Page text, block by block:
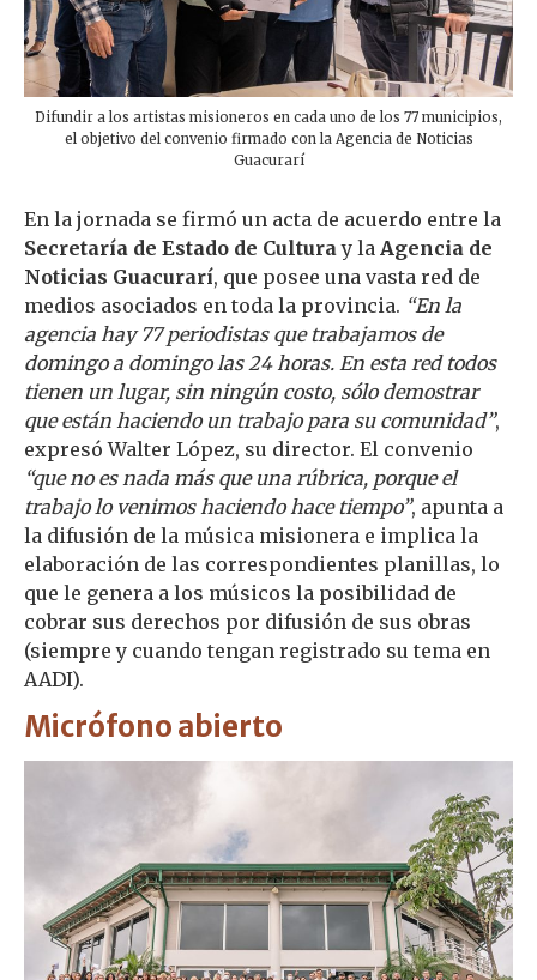
Difundir a los artistas misioneros en cada uno de los 77 municipios,
el objetivo del convenio firmado con la Agencia de Noticias
Guacurarí
En la jornada se firmó un acta de acuerdo entre la
Secretaría de Estado de Cultura y la Agencia de
Noticias Guacurarí, que posee una vasta red de
medios asociados en toda la provincia. “En la
agencia hay 77 periodistas que trabajamos de
domingo a domingo las 24 horas. En esta red todos
tienen un lugar, sin ningún costo, sólo demostrar
que están haciendo un trabajo para su comunidad”,
expresó Walter López, su director. El convenio
“que no es nada más que una rúbrica, porque el
trabajo lo venimos haciendo hace tiempo”, apunta a
la difusión de la música misionera e implica la
elaboración de las correspondientes planillas, lo
que le genera a los músicos la posibilidad de
cobrar sus derechos por difusión de sus obras
(siempre y cuando tengan registrado su tema en
AADI).
Micrófono abierto